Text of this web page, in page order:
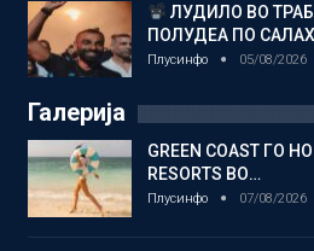
ЛУДИЛО ВО
ПОЛУДЕА ПО САЛАХ
Плусинфо 05/08/2026
Галерија
GREEN COAST ГО
RESORTS ВО…
Плусинфо 07/08/2026